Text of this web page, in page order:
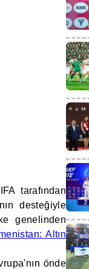
tarafından
desteğiyle
genelinden
Altın
önde